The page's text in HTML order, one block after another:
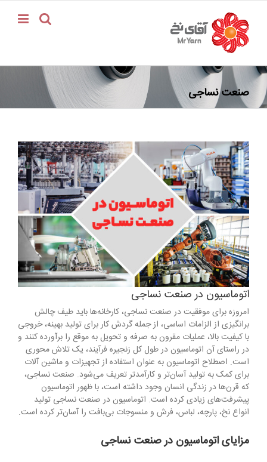
رفتن
محتوا
صنعت نساجی
اتوماسیون در صنعت نساجی
امروزه برای موفقیت در صنعت نساجی، کارخانه‌ها باید طیف چالش
برانگیزی از الزامات اساسی، از جمله گردش کار برای تولید بهینه، خروجی
با کیفیت بالا، عملیات مقرون به صرفه و تحویل به موقع را برآورده کنند و
در راستای آن اتوماسیون در طول کل زنجیره فرآیند، یک تلاش محوری
است. اصطلاح اتوماسیون به عنوان استفاده از تجهیزات و ماشین آلات
برای کمک به تولید آسان‌تر و کارآمدتر تعریف می‌شود. صنعت نساجی،
که قرن‌ها در زندگی انسان وجود داشته است، با ظهور اتوماسیون
پیشرفت‌های زیادی کرده است. اتوماسیون در صنعت نساجی تولید
انواع نخ، پارچه، لباس، فرش و منسوجات بی‌بافت را آسان‌تر کرده است.
مزایای اتوماسیون در صنعت نساجی